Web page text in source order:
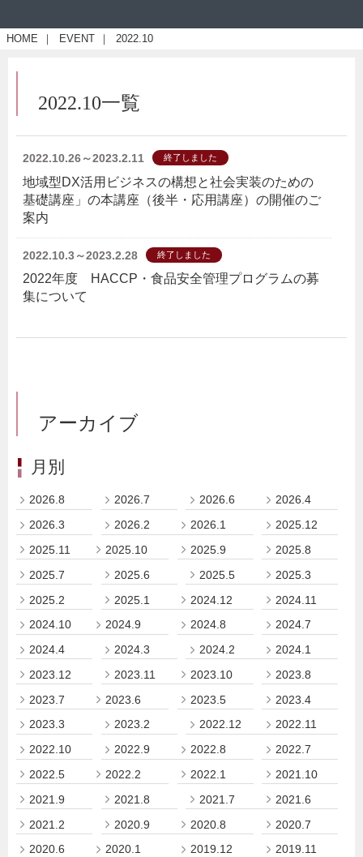
HOME ｜ EVENT ｜ 2022.10
2022.10一覧
2022.10.26～2023.2.11 終了しました
地域型DX活用ビジネスの構想と社会実装のための
基礎講座」の本講座（後半・応用講座）の開催のご
案内
2022.10.3～2023.2.28 終了しました
2022年度 HACCP・食品安全管理プログラムの募
集について
アーカイブ
月別
2026.8 2026.7 2026.6
2026.4
2026.3
2026.2 2026.1
2025.12
2025.11
2025.10 2025.9
2025.8
2025.7
2025.6 2025.5
2025.3
2025.2
2025.1 2024.12
2024.11
2024.10
2024.9 2024.8
2024.7
2024.4
2024.3 2024.2
2024.1
2023.12
2023.11 2023.10
2023.8
2023.7
2023.6 2023.5
2023.4
2023.3
2023.2 2022.12
2022.11
2022.10
2022.9 2022.8
2022.7
2022.5
2022.2 2022.1
2021.10
2021.9
2021.8 2021.7
2021.6
2021.2
2020.9 2020.8
2020.7
2020.6
2020.1 2019.12
2019.11